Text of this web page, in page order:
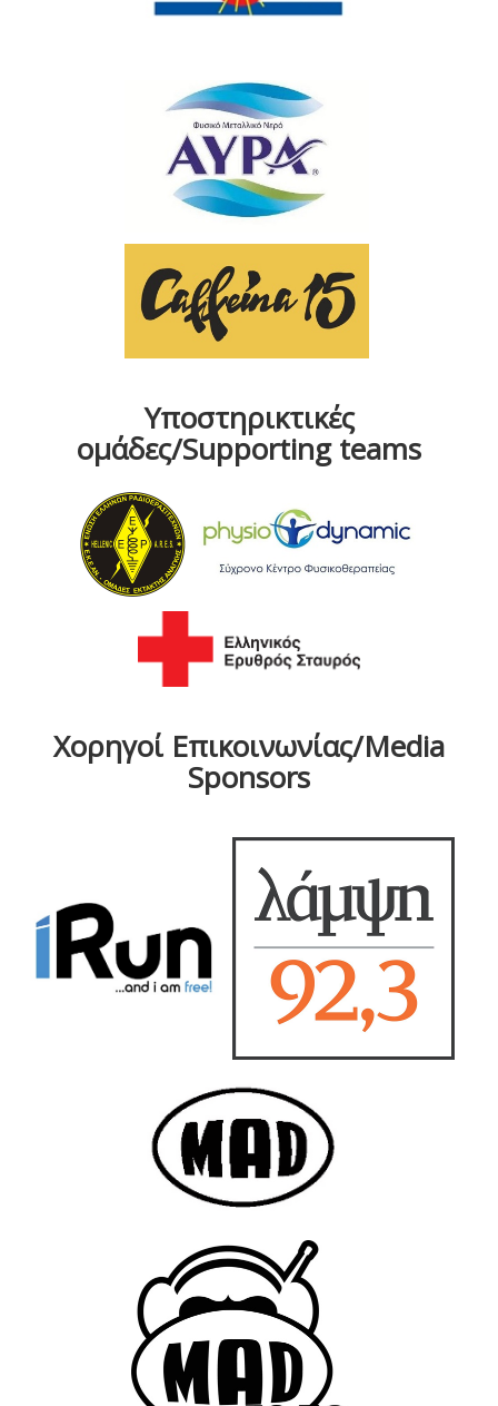
Υποστηρικτικές
ομάδες/Supporting teams
Χορηγοί Επικοινωνίας/Media
Sponsors